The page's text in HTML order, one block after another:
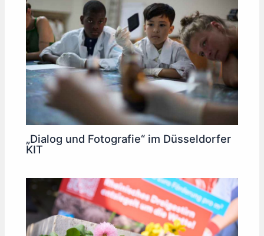
„Dialog und Fotografie“ im Düsseldorfer
KIT